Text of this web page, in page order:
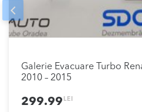
Galerie Evacuare Turbo
2010 – 2015
299.99 LEI
Prev